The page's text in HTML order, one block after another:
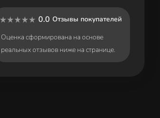
0.0 Отзывы покупателей
Оценка сформирована на основе
реальных отзывов ниже на странице.